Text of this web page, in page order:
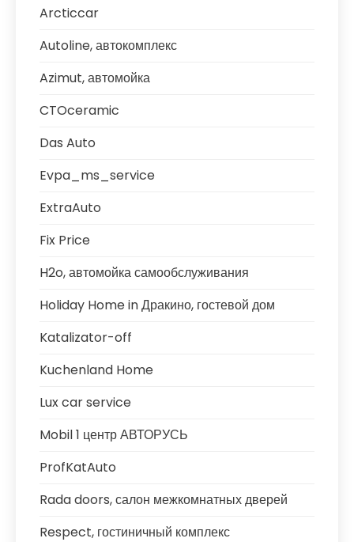
Arcticcar
Autoline, автокомплекс
Azimut, автомойка
CTOceramic
Das Auto
Evpa_ms_service
ExtraAuto
Fix Price
H2o, автомойка самообслуживания
Holiday Home in Дракино, гостевой дом
Katalizator-off
Kuchenland Home
Lux car service
Mobil 1 центр АВТОРУСЬ
ProfKatAuto
Rada doors, салон межкомнатных дверей
Respect, гостиничный комплекс